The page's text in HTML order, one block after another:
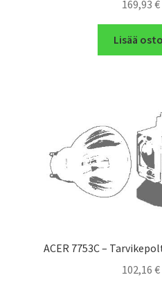
169,93 €
Lisää
ACER 7753C –
102,16 €